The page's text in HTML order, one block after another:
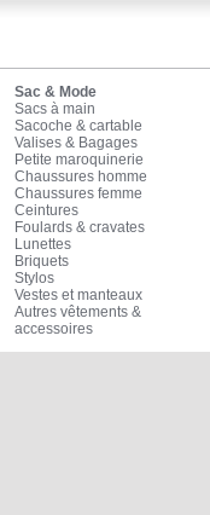
Sac & Mode
Sacs à main
Sacoche & cartable
Valises & Bagages
Petite maroquinerie
Chaussures homme
Chaussures femme
Ceintures
Foulards & cravates
Lunettes
Briquets
Stylos
Vestes et manteaux
Autres vêtements &
accessoires